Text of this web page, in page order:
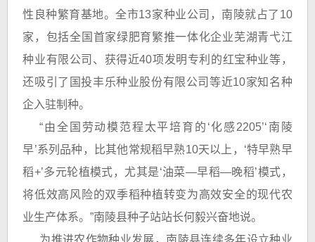
性良种繁育基地。全市13家种业公司，南陵就占了10
家，包括全国首家绿肥育繁推一体化企业芜湖青弋江
种业有限公司、获得近40项发明专利的红宝种业等，
还吸引了国投丰乐种业股份有限公司等近10家知名种
企入驻制种。
“由全国劳动模范程太平培育的‘化感2205’‘南陵
早’系列品种，比其他常规稻早熟10天以上，‘特早熟早
稻+’多元轮植模式，尤其是‘油菜—早稻—晚稻’模式，
将低效高风险的双季稻种植转变为高效安全的现代农
业生产体系。”南陵县种子站站长何毅兴奋地说。